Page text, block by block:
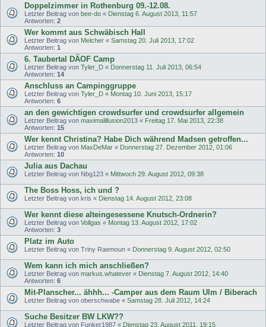
Doppelzimmer in Rothenburg 09.-12.08.
Letzter Beitrag von bee-do « Dienstag 6. August 2013, 11:57
Antworten: 2
Wer kommt aus Schwäbisch Hall
Letzter Beitrag von Melcher « Samstag 20. Juli 2013, 17:02
Antworten: 1
6. Taubertal DÄOF Camp
Letzter Beitrag von Tyler_D « Donnerstag 11. Juli 2013, 06:54
Antworten: 14
Anschluss an Campinggruppe
Letzter Beitrag von Tyler_D « Montag 10. Juni 2013, 15:17
Antworten: 6
an den gewichtigen crowdsurfer und crowdsurfer allgemein
Letzter Beitrag von maximalillusion2013 « Freitag 17. Mai 2013, 22:38
Antworten: 15
Wer kennt Christina? Habe Dich während Madsen getroffen...
Letzter Beitrag von MaxDeMar « Donnerstag 27. Dezember 2012, 01:06
Antworten: 10
Julia aus Dachau
Letzter Beitrag von Nbg123 « Mittwoch 29. August 2012, 09:38
The Boss Hoss, ich und ?
Letzter Beitrag von kris « Dienstag 14. August 2012, 23:08
Wer kennt diese alteingesessene Knutsch-Ordnerin?
Letzter Beitrag von Vollgas « Montag 13. August 2012, 17:02
Antworten: 3
Platz im Auto
Letzter Beitrag von Triny Raemoun « Donnerstag 9. August 2012, 02:50
Wem kann ich mich anschließen?
Letzter Beitrag von markus.whatever « Dienstag 7. August 2012, 14:40
Antworten: 6
Mit-Planscher... ähhh... -Camper aus dem Raum Ulm / Biberach
Letzter Beitrag von oberschwabe « Samstag 28. Juli 2012, 14:24
Suche Besitzer BW LKW??
Letzter Beitrag von Funker1987 « Dienstag 23. August 2011, 19:15